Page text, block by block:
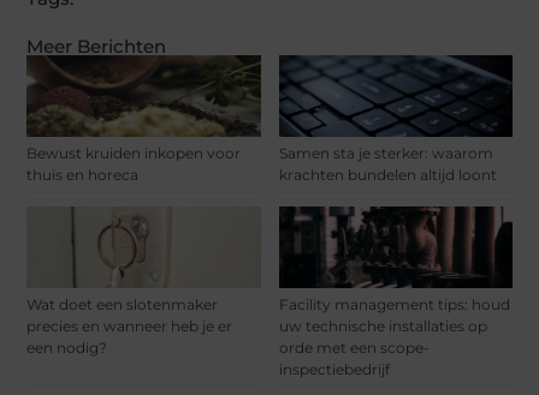
Meer Berichten
Bewust kruiden inkopen voor
thuis en horeca
Samen sta je sterker: waarom
krachten bundelen altijd loont
Wat doet een slotenmaker
precies en wanneer heb je er
een nodig?
Facility management tips: houd
uw technische installaties op
orde met een scope-
inspectiebedrijf